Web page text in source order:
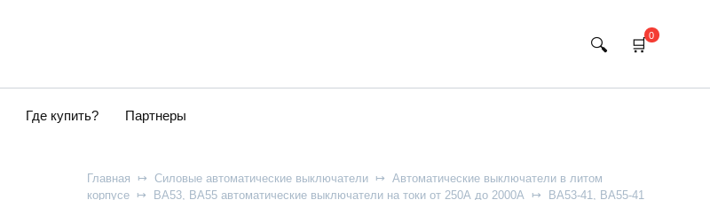
0
Где купить? Партнеры
Главная Силовые автоматические выключатели
Автоматические выключатели в литом
корпусе
ВА53, ВА55 автоматические выключатели на токи от 250А до 2000А
ВА53-41, ВА55-41